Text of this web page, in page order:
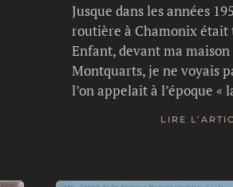
Jusque dans les années
routière à Chamonix était
Enfant, devant ma
Montquarts, je ne voyais
l’on appelait à l’époque «
LIRE